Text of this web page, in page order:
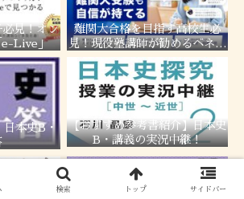
見！オン
e-Live」
難関大合格を目指す高校生必
見！現役塾講師が勧めるベネッ
セの「エベレス高校部」
日本史B・
【おすすめ参考書紹介】日本史
B・講義の実況中継！
検索 トップ サイドバー